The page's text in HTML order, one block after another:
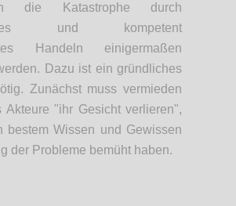
die Katastrophe durch
und kompetent
Handeln einigermaßen
Dazu ist ein gründliches
Zunächst muss vermieden
Akteure "ihr Gesicht verlieren",
bestem Wissen und Gewissen
der Probleme bemüht haben.